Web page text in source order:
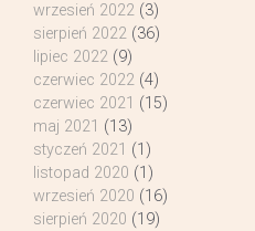
wrzesień 2022 (3)
sierpień 2022 (36)
lipiec 2022 (9)
czerwiec 2022 (4)
czerwiec 2021 (15)
maj 2021 (13)
styczeń 2021 (1)
listopad 2020 (1)
wrzesień 2020 (16)
sierpień 2020 (19)